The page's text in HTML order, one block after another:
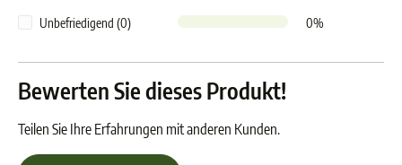
Unbefriedigend (0) 0%
Bewerten Sie dieses Produkt!
Teilen Sie Ihre Erfahrungen mit anderen Kunden.